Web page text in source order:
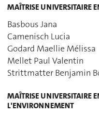
MAÎTRISE UNIVERSITAIRE
Basbous Jana
Camenisch Lucia
Godard Maellie Mélissa
Mellet Paul Valentin
Strittmatter Benjamin
MAÎTRISE UNIVERSITAIRE
L'ENVIRONNEMENT